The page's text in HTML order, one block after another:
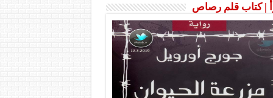
| كتاب قلم رصاص